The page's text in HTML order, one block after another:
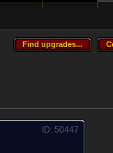
Find upgrades...
Find upgrades...
ID: 50447